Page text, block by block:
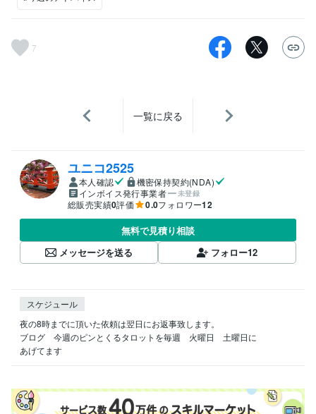
7
一覧に戻る
ユニコ2525
本人確認
機密保持契約(NDA)
インボイス発行事業者
未登録
総販売実績0評価 0.0フォロワー12
無料で見積り相談
メッセージを送る
フォロー12
スケジュール
夜の8時までに頂いた依頼は翌日にお返事致します。
ブログ　今週のピンとくるタロットを毎週　火曜日　土曜日に